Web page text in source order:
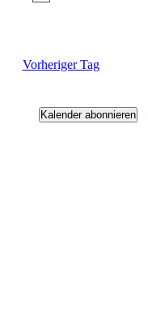
Vorheriger Tag
Kalender abonnieren